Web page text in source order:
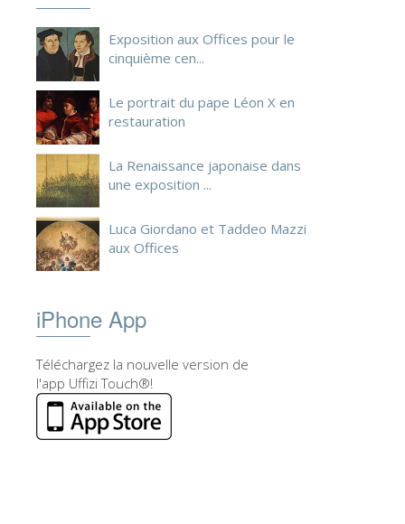
Exposition aux Offices pour le
cinquième cen...
Le portrait du pape Léon X en
restauration
La Renaissance japonaise dans
une exposition ...
Luca Giordano et Taddeo Mazzi
aux Offices
iPhone App
Téléchargez la nouvelle version de
l'app Uffizi Touch®!